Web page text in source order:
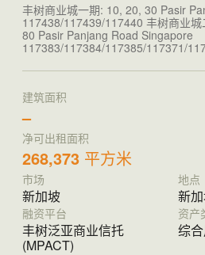
丰树商业城一期: 10, 20, 30 Pasir
117438/117439/117440 丰树商业
80 Pasir Panjang Road Singapore
117383/117384/117385/117371/
建筑面积
–
净可出租面积
268,373 平方米
市场
新加坡
地点
新
融资平台
丰树泛亚商业信托
(MPACT)
资产
综